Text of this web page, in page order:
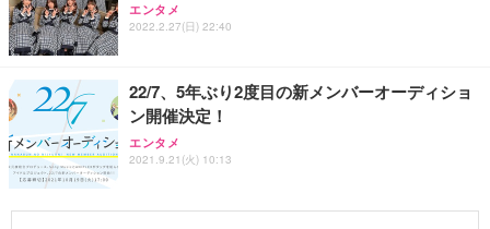
エンタメ
2022.2.27(日) 22:40
22/7、5年ぶり2度目の新メンバーオーディショ
ン開催決定！
エンタメ
2021.9.21(火) 10:13